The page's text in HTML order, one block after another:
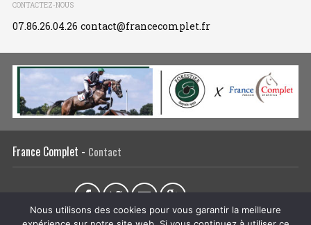
CONTACTEZ-NOUS
07.86.26.04.26 contact@francecomplet.fr
France Complet - Contact
Nous utilisons des cookies pour vous garantir la meilleure